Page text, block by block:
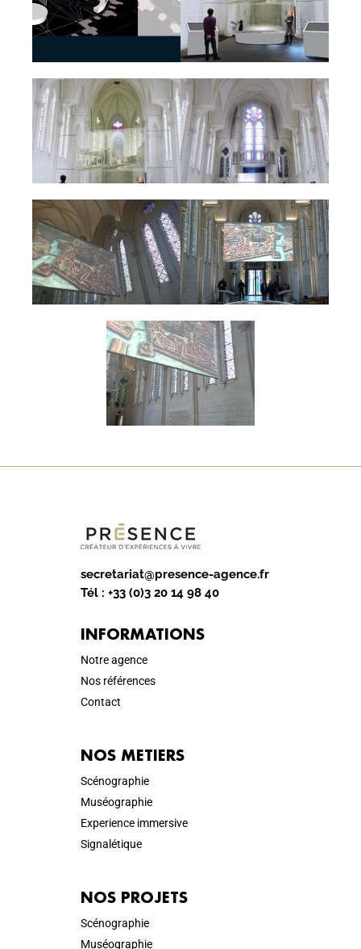
secretariat@presence-agence.fr
Tél : +33 (0)3 20 14 98 40
INFORMATIONS
Notre agence
Nos références
Contact
NOS METIERS
Scénographie
Muséographie
Experience immersive
Signalétique
NOS PROJETS
Scénographie
Muséographie